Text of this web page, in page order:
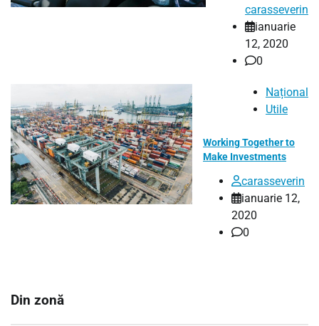
carasseverin
ianuarie
12, 2020
0
Național
Utile
Working Together to
Make Investments
carasseverin
ianuarie 12,
2020
0
Din zonă